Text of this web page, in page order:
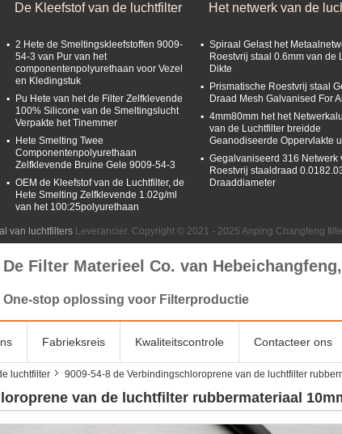
De Kleefstof van de luchtfilter
2 Hete de Smeltingskleefstoffen 9009-
54-3 van Pur van het
componentenpolyurethaan voor Vezel
en Kledingstuk
Pu Hete van het de Filter Zelfklevende
100% Silicone van de Smeltingslucht
Verpakte het Tinemmer
Hete Smelting Twee
Componentenpolyurethaan
Zelfklevende Bruine Gele 9009-54-3
OEM de Kleefstof van de Luchtfilter, de
Hete Smelting Zelfklevende 1.02g/ml
van het 100:25polyurethaan
Het netwerk van de
Spiraal Gelast het
Roestvrij staal 0.6mm van de
Dikte
Prismatische Roestvrij staal
Draad Mesh Galvanised For
4mm80mm het het
van de Luchtfilter breidde
Geanodiseerde Oppervlakte
Gegalvaniseerd 316 Netwerk
Roestvrij staaldraad
Draaddiameter
van luchtfilters Leverancier. Copyright © 2021 - 2025 Anping Changfeng
De Filter Materieel Co. van
One-stop oplossing voor Filterproductie
Fabrieksreis Kwaliteitscontrole Contacteer ons
luchtfilter 9009-54-8 de Verbindingschloroprene van de luchtfilter
van de luchtfilter rubbermateriaal